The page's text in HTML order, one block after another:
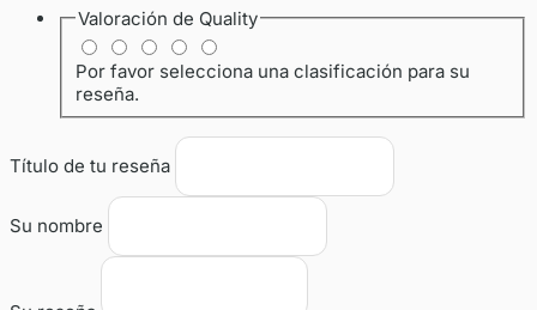
Valoración de Quality
Por favor selecciona una clasificación para su
reseña.
Título de tu reseña
Su nombre